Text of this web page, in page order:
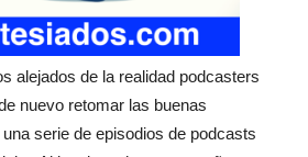
alejados de la realidad podcasters
nuevo retomar las buenas
serie de episodios de podcasts